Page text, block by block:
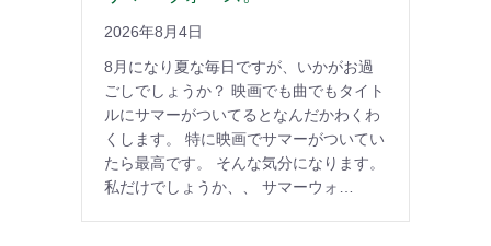
2026年8月4日
8月になり夏な毎日ですが、いかがお過
ごしでしょうか？ 映画でも曲でもタイト
ルにサマーがついてるとなんだかわくわ
くします。 特に映画でサマーがついてい
たら最高です。 そんな気分になります。
私だけでしょうか、、 サマーウォ…